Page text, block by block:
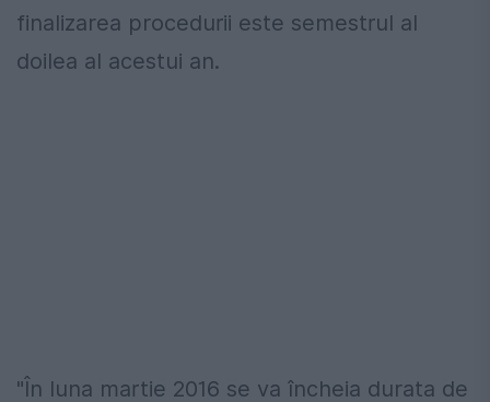
finalizarea procedurii este semestrul al
doilea al acestui an.
"În luna martie 2016 se va încheia durata de